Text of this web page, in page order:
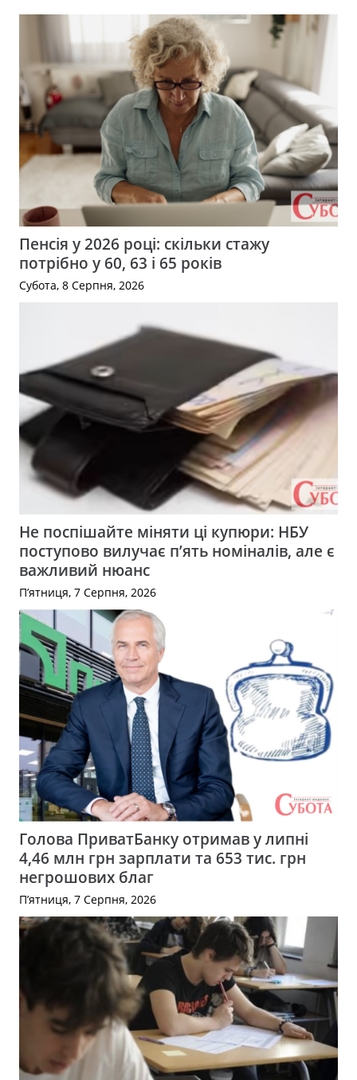
Пенсія у 2026 році: скільки стажу
потрібно у 60, 63 і 65 років
Субота, 8 Серпня, 2026
Не поспішайте міняти ці купюри: НБУ
поступово вилучає п’ять номіналів, але є
важливий нюанс
П’ятниця, 7 Серпня, 2026
Голова ПриватБанку отримав у липні
4,46 млн грн зарплати та 653 тис. грн
негрошових благ
П’ятниця, 7 Серпня, 2026